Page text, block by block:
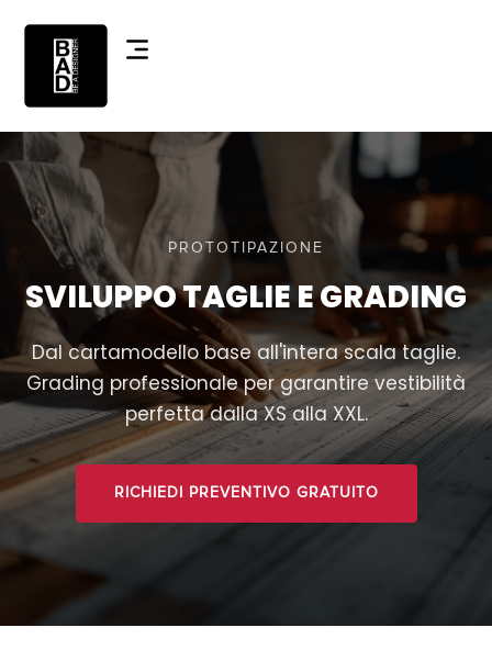
PROTOTIPAZIONE
SVILUPPO TAGLIE E GRADING
Dal cartamodello base all'intera scala taglie.
Grading professionale per garantire vestibilità
perfetta dalla XS alla XXL.
RICHIEDI PREVENTIVO GRATUITO